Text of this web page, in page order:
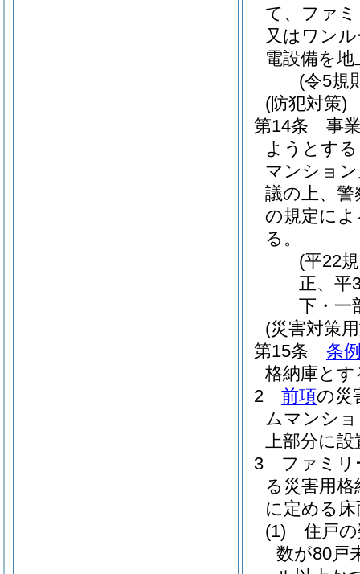
て、ファ
又はワン
電設備を
(令5規
(防犯対策)
第14条
事
ようとす
マンショ
議の上、警
の規定に
る。
(平22
正、平
下・一
(災害対策
第15条
条
格納庫とす
2
前項の災
ムマンシ
上部分に
3
ファミ
る災害用
に定める
(1)
住戸
数が80戸